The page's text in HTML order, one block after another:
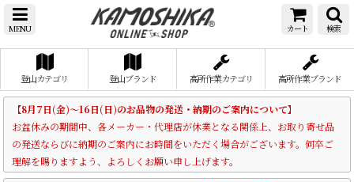
MENU カート 検索
登山カテゴリ 登山ブランド 高所作業カテゴリ 高所作業ブランド
【8月7日(金)～16日(日)のお品物の発送・納期のご案内について】
お盆休みの期間中、各メーカー・代理店が休業となる関係上、お取り寄せ品
の発送ならびに納期のご案内にお時間をいただく場合がございます。何卒ご
理解を賜りますよう、よろしくお願い申し上げます。